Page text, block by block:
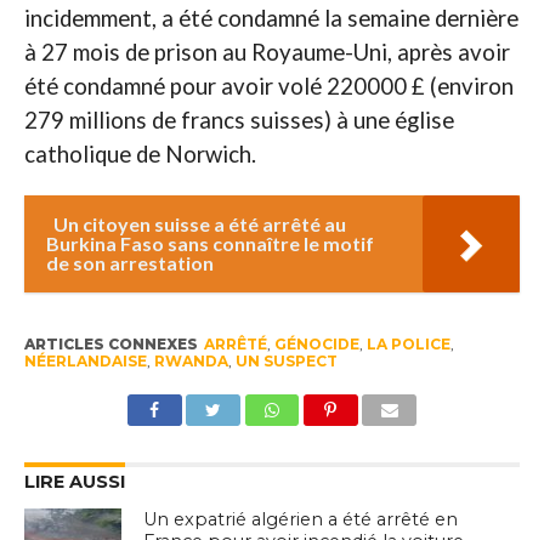
incidemment, a été condamné la semaine dernière
à 27 mois de prison au Royaume-Uni, après avoir
été condamné pour avoir volé 220000 £ (environ
279 millions de francs suisses) à une église
catholique de Norwich.
Un citoyen suisse a été arrêté au
Burkina Faso sans connaître le motif
de son arrestation
ARTICLES CONNEXES ARRÊTÉ, GÉNOCIDE, LA POLICE,
NÉERLANDAISE, RWANDA, UN SUSPECT
LIRE AUSSI
Un expatrié algérien a été arrêté en